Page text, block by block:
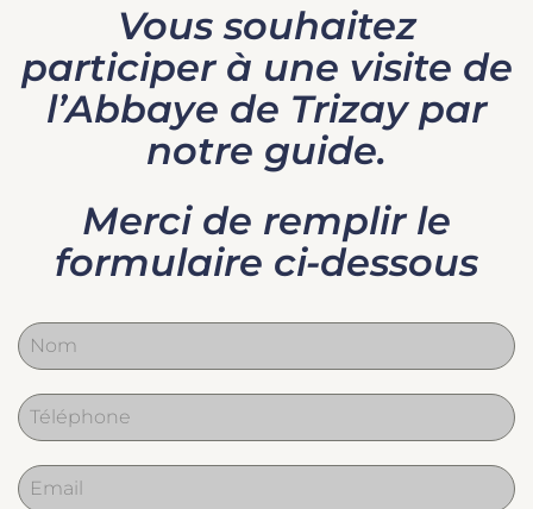
Vous souhaitez
participer à une visite de
l’Abbaye de Trizay par
notre guide.
Merci de remplir le
formulaire ci-dessous